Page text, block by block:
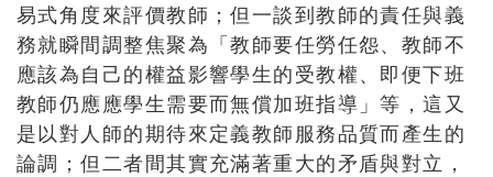
易式角度來評價教師；但一談到教師的責任與義
務就瞬間調整焦聚為「教師要任勞任怨、教師不
應該為自己的權益影響學生的受教權、即便下班
教師仍應應學生需要而無償加班指導」等，這又
是以對人師的期待來定義教師服務品質而產生的
論調；但二者間其實充滿著重大的矛盾與對立，